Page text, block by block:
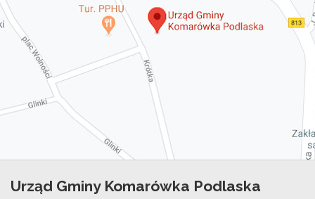
Urząd Gminy Komarówka Podlaska